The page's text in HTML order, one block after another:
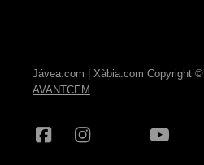
Jávea.com | Xàbia.com Copyright
AVANTCEM